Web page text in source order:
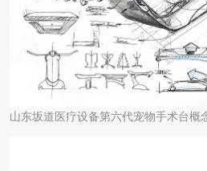
山东坂道医疗设备第六代宠物手术台概